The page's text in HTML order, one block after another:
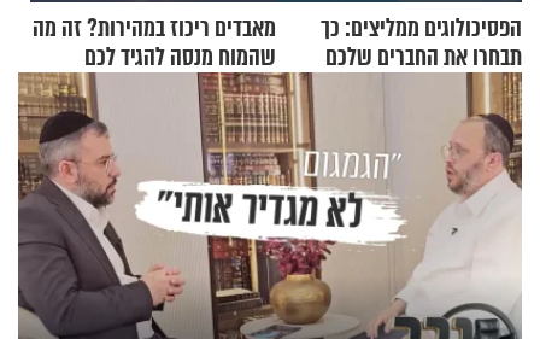
הפסיכולוגים ממליצים: כך
תבחרו את החברים שלכם
בחיים
מאבדים ריכוז במהירות? זה מה
שהמוח מנסה להגיד לכם